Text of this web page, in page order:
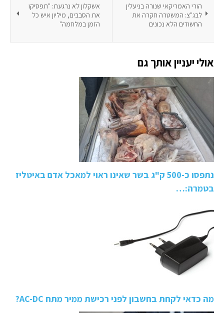
אשקלון לא נרגעת: "תפסיקו
את הסבבים, מיליון איש כל
הזמן במלחמה"
הורי האמריקאי שנורה בניעלין
לבג"צ: המשטרה חקרה את
החשודים הלא נכונים
אולי יעניין אותך גם
נתפסו כ-500 ק"ג בשר שאינו ראוי למאכל אדם באיטליז
בטמרה:…
מה כדאי לקחת בחשבון לפני רכישת ממיר מתח AC-DC?